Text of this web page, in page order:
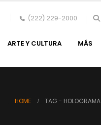
(222) 229-2000
ARTE Y CULTURA MÁS
HOME TAG - HOLOGRAMA